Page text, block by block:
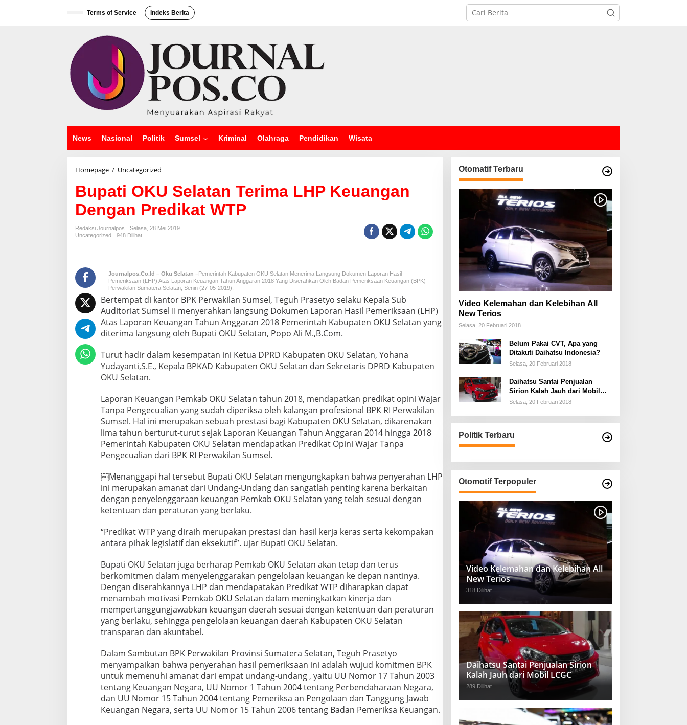
Terms of Service Indeks Berita
News Nasional Politik Sumsel Kriminal Olahraga Pendidikan Wisata
Homepage / Uncategorized
p
a
t
i
O
l
a
t
a
n
T
e
r
m
a
L
K
e
u
a
n
g
a
D
e
n
g
a
P
r
e
i
k
a
t
W
T
P
Bupati OKU Selatan Terima LHP Keuangan
Dengan Predikat WTP
Redaksi Journalpos
Selasa, 28 Mei 2019
Uncategorized
948 Dilihat
Journalpos.co.id – Oku Selatan –Pemerintah Kabupaten OKU Selatan Menerima Langsung Dokumen Laporan Hasil
Pemeriksaan (LHP) Atas Laporan Keuangan Tahun Anggaran 2018 Yang Diserahkan Oleh Badan Pemeriksaan Keuangan (BPK)
Perwakilan Sumatera Selatan, Senin (27-05-2019).
Bertempat di kantor BPK Perwakilan Sumsel, Teguh Prasetyo selaku Kepala Sub
Auditoriat Sumsel II menyerahkan langsung Dokumen Laporan Hasil Pemeriksaan (LHP)
Atas Laporan Keuangan Tahun Anggaran 2018 Pemerintah Kabupaten OKU Selatan yang
diterima langsung oleh Bupati OKU Selatan, Popo Ali M.,B.Com.
Turut hadir dalam kesempatan ini Ketua DPRD Kabupaten OKU Selatan, Yohana
Yudayanti,S.E., Kepala BPKAD Kabupaten OKU Selatan dan Sekretaris DPRD Kabupaten
OKU Selatan.
Laporan Keuangan Pemkab OKU Selatan tahun 2018, mendapatkan predikat opini Wajar
Tanpa Pengecualian yang sudah diperiksa oleh kalangan profesional BPK RI Perwakilan
Sumsel. Hal ini merupakan sebuah prestasi bagi Kabupaten OKU Selatan, dikarenakan
lima tahun berturut-turut sejak Laporan Keuangan Tahun Anggaran 2014 hingga 2018
Pemerintah Kabupaten OKU Selatan mendapatkan Predikat Opini Wajar Tanpa
Pengecualian dari BPK RI Perwakilan Sumsel.
￼Menanggapi hal tersebut Bupati OKU Selatan mengungkapkan bahwa penyerahan LHP
ini merupakan amanat dari Undang-Undang dan sangatlah penting karena berkaitan
dengan penyelenggaraan keuangan Pemkab OKU Selatan yang telah sesuai dengan
ketentuan dan peraturan yang berlaku.
“Predikat WTP yang diraih merupakan prestasi dan hasil kerja keras serta kekompakan
antara pihak legislatif dan eksekutif”. ujar Bupati OKU Selatan.
Bupati OKU Selatan juga berharap Pemkab OKU Selatan akan tetap dan terus
berkomitmen dalam menyelenggarakan pengelolaan keuangan ke depan nantinya.
Dengan diserahkannya LHP dan mendapatakan Predikat WTP diharapkan dapat
menambah motivasi Pemkab OKU Selatan dalam meningkatkan kinerja dan
mempertanggungjawabkan keuangan daerah sesuai dengan ketentuan dan peraturan
yang berlaku, sehingga pengelolaan keuangan daerah Kabupaten OKU Selatan
transparan dan akuntabel.
Dalam Sambutan BPK Perwakilan Provinsi Sumatera Selatan, Teguh Prasetyo
menyampaikan bahwa penyerahan hasil pemeriksaan ini adalah wujud komitmen BPK
untuk memenuhi amanat dari empat undang-undang , yaitu UU Nomor 17 Tahun 2003
tentang Keuangan Negara, UU Nomor 1 Tahun 2004 tentang Perbendaharaan Negara,
dan UU Nomor 15 Tahun 2004 tentang Pemeriksa an Pengolaan dan Tanggung Jawab
Keuangan Negara, serta UU Nomor 15 Tahun 2006 tentang Badan Pemeriksa Keuangan.
Otomatif Terbaru
Video Kelemahan dan Kelebihan All
New Terios
Selasa, 20 Februari 2018
Belum Pakai CVT, Apa yang
Ditakuti Daihatsu Indonesia?
Selasa, 20 Februari 2018
Daihatsu Santai Penjualan
Sirion Kalah Jauh dari Mobil
LCGC
Selasa, 20 Februari 2018
Politik Terbaru
Otomotif Terpopuler
Video Kelemahan dan Kelebihan All
New Terios
318 Dilihat
Daihatsu Santai Penjualan Sirion
Kalah Jauh dari Mobil LCGC
289 Dilihat